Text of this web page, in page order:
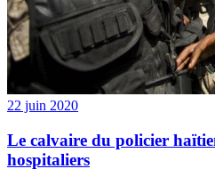
22 juin 2020
Le calvaire du policier
hospitaliers